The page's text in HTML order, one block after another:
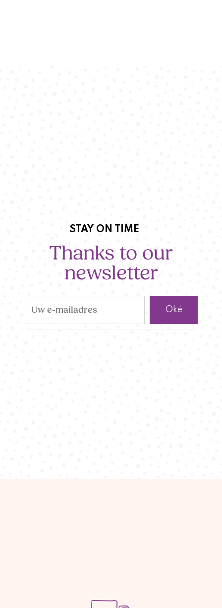
STAY ON TIME
Thanks to our
newsletter